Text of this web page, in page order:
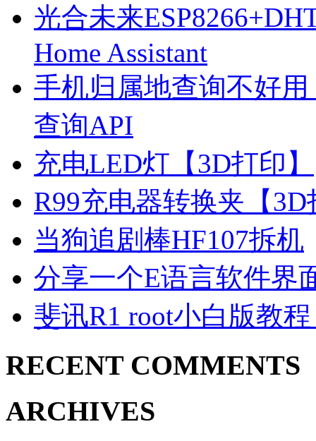
光合未来
Home Assistant
手机归属地查询不好
查询API
充电LED灯【3D打印】
R99充电器转换夹【3D
当狗追剧棒HF107拆机
分享一个E语言软件界
斐讯R1 root小白版教
RECENT COMMENTS
ARCHIVES